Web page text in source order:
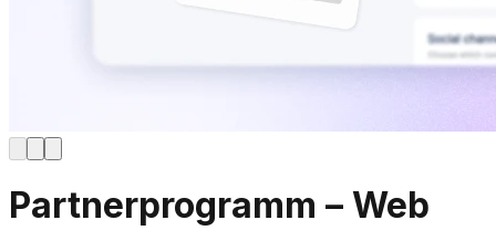
Partnerprogramm – Web